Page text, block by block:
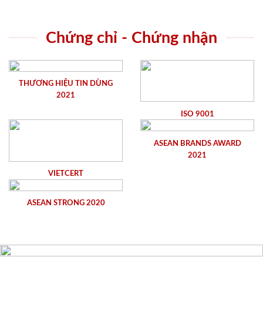
Chứng chỉ - Chứng nhận
THƯƠNG HIỆU TIN DÙNG
2021
ISO 9001
VIETCERT
ASEAN BRANDS AWARD
2021
ASEAN STRONG 2020